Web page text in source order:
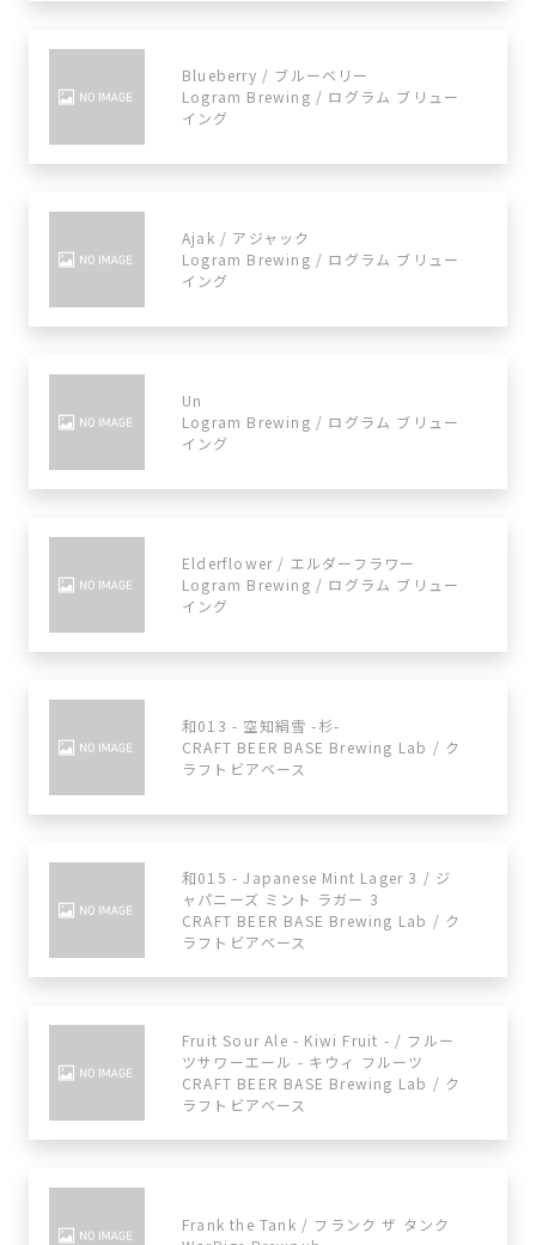
Blueberry / ブルーベリー
Logram Brewing / ログラム ブリュー
イング
Ajak / アジャック
Logram Brewing / ログラム ブリュー
イング
Un
Logram Brewing / ログラム ブリュー
イング
Elderflower / エルダーフラワー
Logram Brewing / ログラム ブリュー
イング
和013 - 空知絹雪 -杉-
CRAFT BEER BASE Brewing Lab / ク
ラフトビアベース
和015 - Japanese Mint Lager 3 / ジ
ャパニーズ ミント ラガー 3
CRAFT BEER BASE Brewing Lab / ク
ラフトビアベース
Fruit Sour Ale - Kiwi Fruit - / フルー
ツサワーエール - キウィ フルーツ
CRAFT BEER BASE Brewing Lab / ク
ラフトビアベース
Frank the Tank / フランク ザ タンク